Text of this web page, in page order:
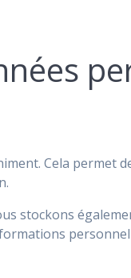
Cela permet
stockons